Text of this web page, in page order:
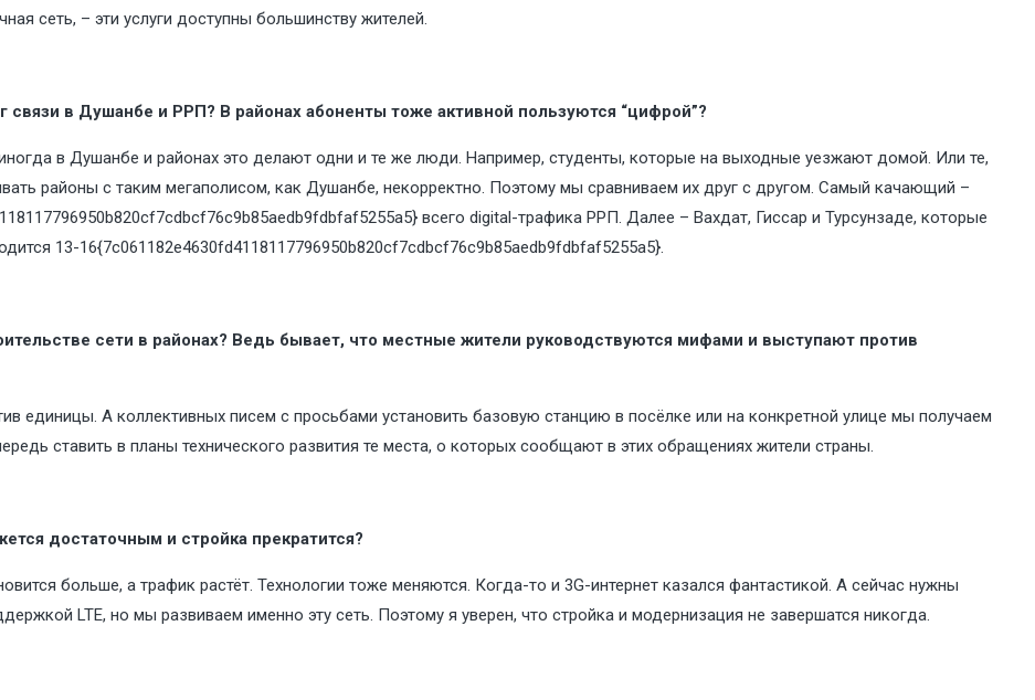
сеть, – эти услуги доступны большинству жителей.
связи в Душанбе и РРП? В районах абоненты тоже активной пользуются “цифрой”?
в Душанбе и районах это делают одни и те же люди. Например, студенты, которые на выходные уезжают домой. Или те,
районы с таким мегаполисом, как Душанбе, некорректно. Поэтому мы сравниваем их друг с другом. Самый качающий –
всего digital-трафика РРП. Далее – Вахдат, Гиссар и Турсунзаде, которые
13-16{7c061182e4630fd4118117796950b820cf7cdbcf76c9b85aedb9fdbfaf5255a5}.
сети в районах? Ведь бывает, что местные жители руководствуются мифами и выступают против
единицы. А коллективных писем с просьбами установить базовую станцию в посёлке или на конкретной улице мы получаем
ставить в планы технического развития те места, о которых сообщают в этих обращениях жители страны.
достаточным и стройка прекратится?
больше, а трафик растёт. Технологии тоже меняются. Когда-то и 3G-интернет казался фантастикой. А сейчас нужны
LTE, но мы развиваем именно эту сеть. Поэтому я уверен, что стройка и модернизация не завершатся никогда.